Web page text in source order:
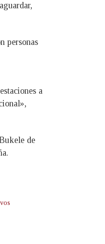
personas
a
de